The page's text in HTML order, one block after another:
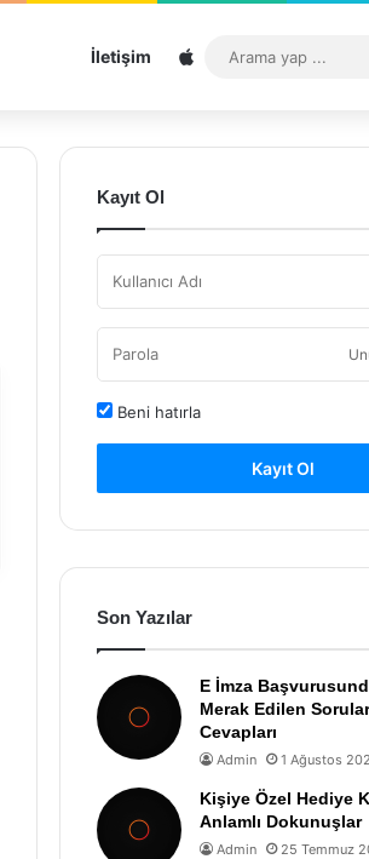
İletişim Sitemap
Kayıt Ol
Beni hatırla
Kayıt Ol
Son Yazılar
E İmza
Merak Edilen
Cevapları
Admin 1 Ağustos
Kişiye Özel Hediye
Anlamlı Dokunuşlar
Admin 25 Temmuz